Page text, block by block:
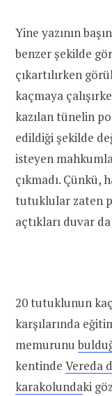
Yine yazının
benzer şekilde
çıkartılırken
kaçmaya
kazılan tünelin
edildiği şekilde
isteyen
çıkmadı. Çünkü,
tutuklular zaten
açtıkları duvar
20 tutuklunun
karşılarında
memurunu
kentinde Vereda
karakolundaki